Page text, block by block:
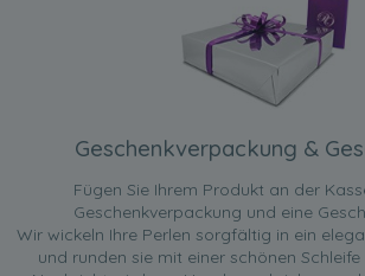
Geschenkverpackung &
Fügen Sie Ihrem Produkt an der
Geschenkverpackung und eine
Wir wickeln Ihre Perlen sorgfältig in ein
und runden sie mit einer schönen